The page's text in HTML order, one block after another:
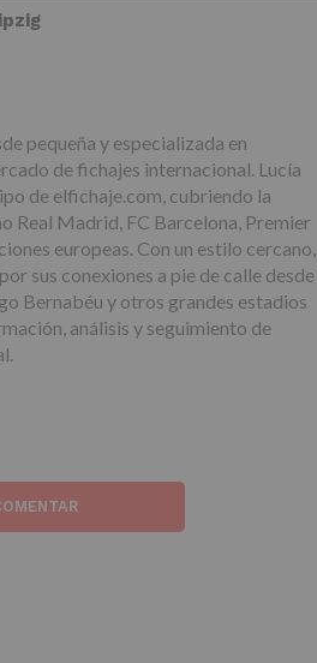
pequeña y especializada en
de fichajes internacional. Lucía
de elfichaje.com, cubriendo la
Real Madrid, FC Barcelona, Premier
europeas. Con un estilo cercano,
sus conexiones a pie de calle desde
Bernabéu y otros grandes estadios
análisis y seguimiento de